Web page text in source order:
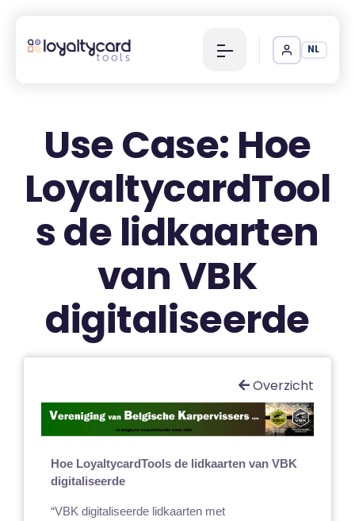
NL
Use Case: Hoe
LoyaltycardTool
s de lidkaarten
van VBK
digitaliseerde
Overzicht
Hoe LoyaltycardTools de lidkaarten van VBK
digitaliseerde
“VBK digitaliseerde lidkaarten met